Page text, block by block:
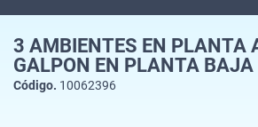
3 AMBIENTES EN PLANTA
GALPON EN PLANTA BAJA
Código. 10062396